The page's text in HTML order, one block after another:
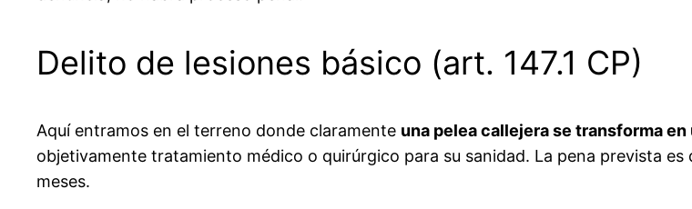
Delito de lesiones básico (art. 147.1 CP)
Aquí entramos en el terreno donde claramente una pelea callejera se transforma
objetivamente tratamiento médico o quirúrgico para su sanidad. La pena prevista
meses.